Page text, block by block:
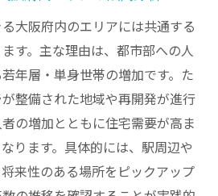
大阪府内のエリアには共通する
す。主な理由は、都市部への人
年層・単身世帯の増加です。た
整備された地域や再開発が進行
の増加とともに住宅需要が高ま
ります。具体的には、駅周辺や
来性のある場所をピックアップ